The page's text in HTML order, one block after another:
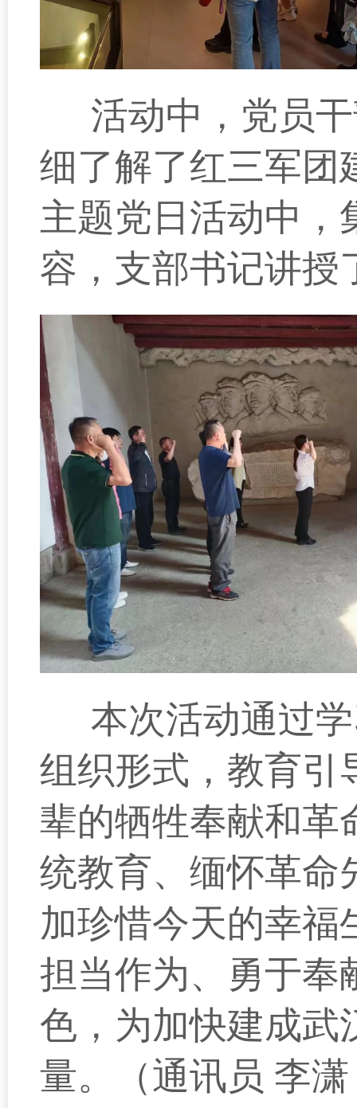
活动中，党员
细了解了红三军团
主题党日活动中，
容，支部书记讲授
本次活动通过
组织形式，教育引
辈的牺牲奉献和革
统教育、缅怀革命
加珍惜今天的幸福
担当作为、勇于奉
色，为加快建成武
量。（通讯员 李